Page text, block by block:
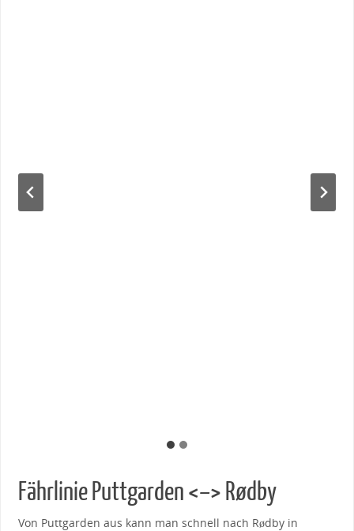
Fährlinie Puttgarden <–> Rødby
Von Puttgarden aus kann man schnell nach Rødby in